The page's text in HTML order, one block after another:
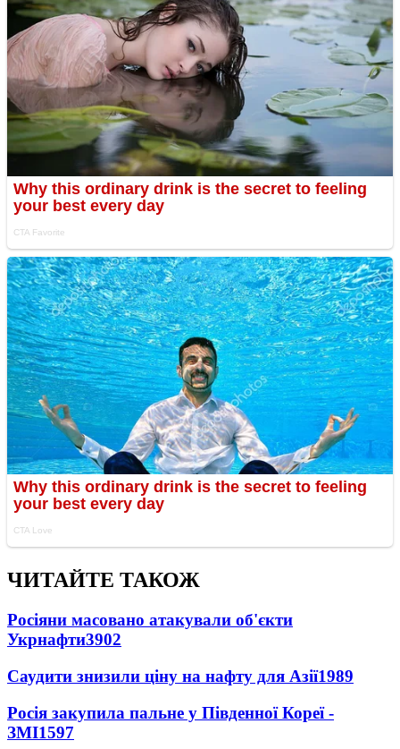
ЧИТАЙТЕ ТАКОЖ
Росіяни масовано атакували об'єкти
Укрнафти3902
Саудити знизили ціну на нафту для Азії1989
Росія закупила пальне у Південної Кореї -
ЗМІ1597